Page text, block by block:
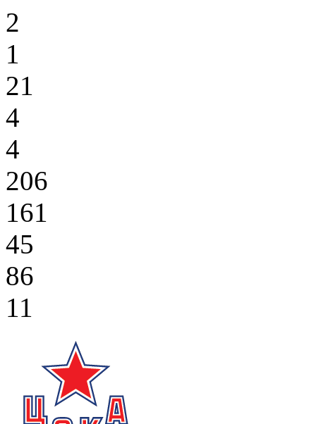
2
1
21
4
4
206
161
45
86
11